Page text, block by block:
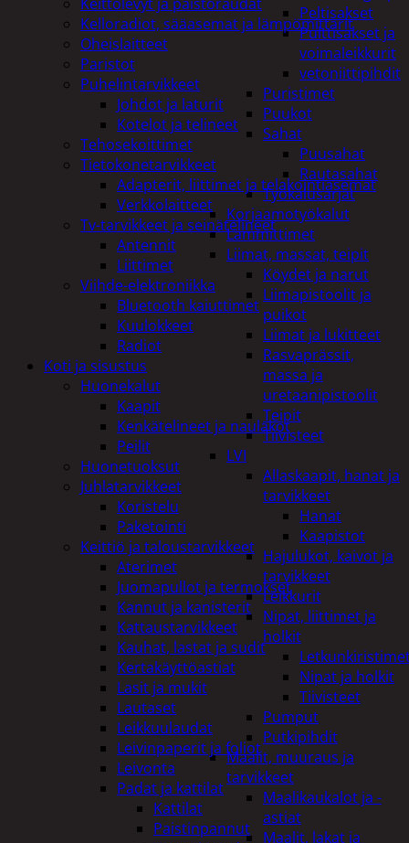
Peltisakset
Pulttisakset ja
voimaleikkurit
vetoniittipihdit
Puristimet
Puukot
Sahat
Puusahat
Rautasahat
Työkalusarjat
Korjaamotyökalut
Lämmittimet
Liimat, massat, teipit
Köydet ja narut
Liimapistoolit ja
puikot
Liimat ja lukitteet
Rasvaprässit,
massa ja
uretaanipistoolit
Teipit
Tiivisteet
LVI
Allaskaapit, hanat ja
tarvikkeet
Hanat
Kaapistot
Hajulukot, kaivot ja
tarvikkeet
Leikkurit
Nipat, liittimet ja
holkit
Nipat ja holkit
Tiivisteet
Pumput
Putkipihdit
Maalit, muuraus ja
tarvikkeet
Maalikaukalot ja -
astiat
Maalit, lakat ja
Kelloradiot, sääasemat ja lämpömittarit
Oheislaitteet
Paristot
Puhelintarvikkeet
Johdot ja laturit
Kotelot ja telineet
Tehosekoittimet
Tietokonetarvikkeet
Adapterit, liittimet ja telakointiasemat
Verkkolaitteet
Tv-tarvikkeet ja seinätelineet
Antennit
Liittimet
Viihde-elektroniikka
Bluetooth kaiuttimet
Kuulokkeet
Radiot
Koti ja sisustus
Huonekalut
Kaapit
Kenkätelineet ja naulakot
Peilit
Huonetuoksut
Juhlatarvikkeet
Koristelu
Paketointi
Keittiö ja taloustarvikkeet
Aterimet
Juomapullot ja termokset
Kannut ja kanisterit
Kattaustarvikkeet
Kauhat, lastat ja sudit
Kertakäyttöastiat
Lasit ja mukit
Lautaset
Leikkuulaudat
Leivinpaperit ja foliot
Leivonta
Padat ja kattilat
Kattilat
Paistinpannut